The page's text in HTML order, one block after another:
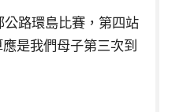
路環島比賽，第四站
是我們母子第三次到